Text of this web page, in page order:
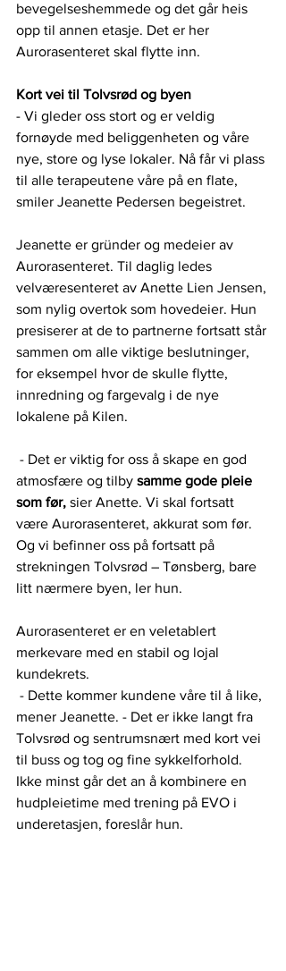
bevegelseshemmede og det går heis
opp til annen etasje. Det er her
Aurorasenteret skal flytte inn.
Kort vei til Tolvsrød og byen
- Vi gleder oss stort og er veldig
fornøyde med beliggenheten og våre
nye, store og lyse lokaler. Nå får vi plass
til alle terapeutene våre på en flate,
smiler Jeanette Pedersen begeistret.
Jeanette er gründer og medeier av
Aurorasenteret. Til daglig ledes
velværesenteret av Anette Lien Jensen,
som nylig overtok som hovedeier. Hun
presiserer at de to partnerne fortsatt står
sammen om alle viktige beslutninger,
for eksempel hvor de skulle flytte,
innredning og fargevalg i de nye
lokalene på Kilen.
atmosfære og tilby samme gode pleie
som før, sier Anette. Vi skal fortsatt
være Aurorasenteret, akkurat som før.
Og vi befinner oss på fortsatt på
strekningen Tolvsrød – Tønsberg, bare
litt nærmere byen, ler hun.
Aurorasenteret er en veletablert
merkevare med en stabil og lojal
kundekrets.
mener Jeanette. - Det er ikke langt fra
Tolvsrød og sentrumsnært med kort vei
til buss og tog og fine sykkelforhold.
Ikke minst går det an å kombinere en
hudpleietime med trening på EVO i
underetasjen, foreslår hun.